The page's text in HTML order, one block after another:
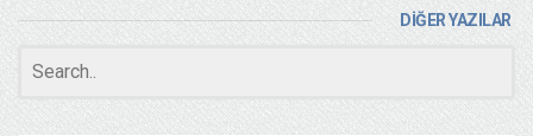
DİĞER YAZILAR